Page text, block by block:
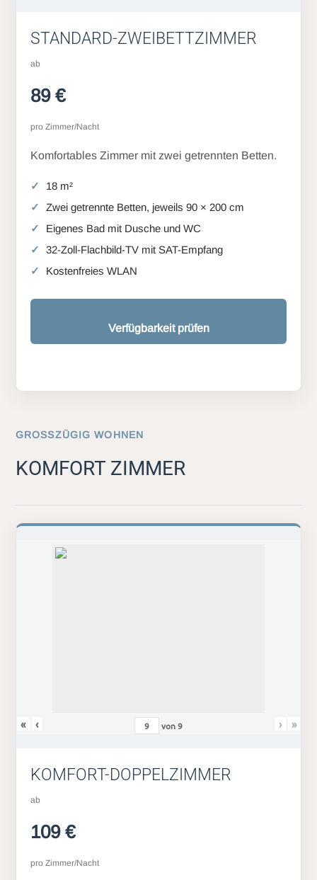
STANDARD-ZWEIBETTZIMMER
ab
89 €
pro Zimmer/Nacht
Komfortables Zimmer mit zwei getrennten Betten.
18 m²
Zwei getrennte Betten, jeweils 90 × 200 cm
Eigenes Bad mit Dusche und WC
32-Zoll-Flachbild-TV mit SAT-Empfang
Kostenfreies WLAN
Verfügbarkeit prüfen
GROSSZÜGIG WOHNEN
KOMFORT ZIMMER
« ‹ von9 › »
KOMFORT-DOPPELZIMMER
ab
109 €
pro Zimmer/Nacht